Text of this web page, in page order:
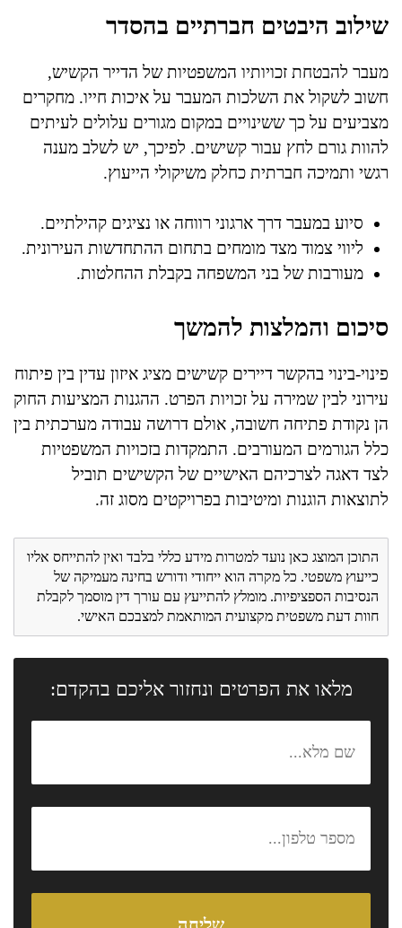
שילוב היבטים חברתיים בהסדר
מעבר להבטחת זכויותיו המשפטיות של הדייר הקשיש,
חשוב לשקול את השלכות המעבר על איכות חייו. מחקרים
מצביעים על כך ששינויים במקום מגורים עלולים לעיתים
להוות גורם לחץ עבור קשישים. לפיכך, יש לשלב מענה
רגשי ותמיכה חברתית כחלק משיקולי הייעוץ.
סיוע במעבר דרך ארגוני רווחה או נציגים קהילתיים.
ליווי צמוד מצד מומחים בתחום ההתחדשות העירונית.
מעורבות של בני המשפחה בקבלת ההחלטות.
סיכום והמלצות להמשך
פינוי-בינוי בהקשר דיירים קשישים מציג איזון עדין בין פיתוח
עירוני לבין שמירה על זכויות הפרט. ההגנות המציעות החוק
הן נקודת פתיחה חשובה, אולם דרושה עבודה מערכתית בין
כלל הגורמים המעורבים. התמקדות בזכויות המשפטיות
לצד דאגה לצרכיהם האישיים של הקשישים תוביל
לתוצאות הוגנות ומיטיבות בפרויקטים מסוג זה.
התוכן המוצג כאן נועד למטרות מידע כללי בלבד ואין להתייחס אליו
כייעוץ משפטי. כל מקרה הוא ייחודי ודורש בחינה מעמיקה של
הנסיבות הספציפיות. מומלץ להתייעץ עם עורך דין מוסמך לקבלת
חוות דעת משפטית מקצועית המותאמת למצבכם האישי.
מלאו את הפרטים ונחזור אליכם בהקדם: